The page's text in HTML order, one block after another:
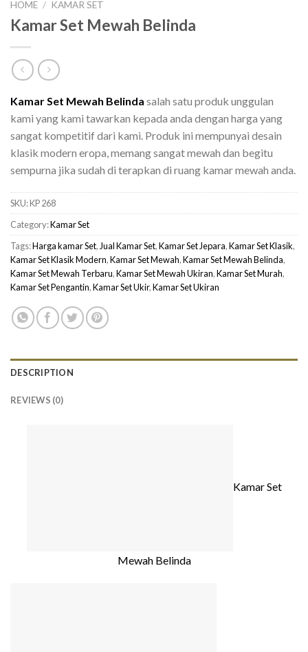
HOME / KAMAR SET
Kamar Set Mewah Belinda
Kamar Set Mewah Belinda salah satu produk unggulan
kami yang kami tawarkan kepada anda dengan harga yang
sangat kompetitif dari kami. Produk ini mempunyai desain
klasik modern eropa, memang sangat mewah dan begitu
sempurna jika sudah di terapkan di ruang kamar mewah anda.
SKU:KP 268
Category:Kamar Set
Tags:Harga kamar Set,Jual Kamar Set,Kamar Set Jepara,Kamar Set Klasik,
Kamar Set Klasik Modern,Kamar Set Mewah,Kamar Set Mewah Belinda,
Kamar Set Mewah Terbaru,Kamar Set Mewah Ukiran,Kamar Set Murah,
Kamar Set Pengantin,Kamar Set Ukir,Kamar Set Ukiran
DESCRIPTION
REVIEWS (0)
Kamar Set
Mewah Belinda